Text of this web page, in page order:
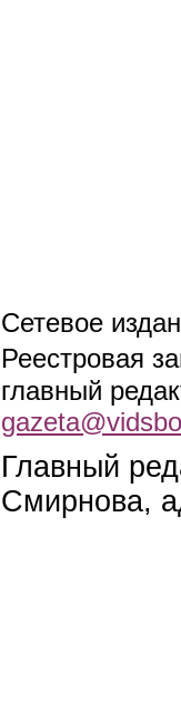
Сетевое
Реестровая
главный
Главный
Смирнова,